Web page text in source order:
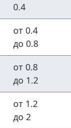
0.4
от 0.4
до 0.8
от 0.8
до 1.2
от 1.2
до 2